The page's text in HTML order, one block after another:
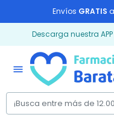
Envíos GRATIS
Descarga nuestra
menu